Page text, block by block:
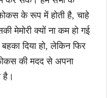
के रूप में होती है, चाहे
मेमोरी क्यों ना कम हो गई
दिया हो, लेकिन फिर
की मदद से अपना
है।